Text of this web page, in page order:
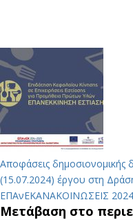
Αποφάσεις δημοσιονομικής
(15.07.2024) έργου στη
ΕΠΑνΕΚΑΝΑΚΟΙΝΩΣΕΙΣ 2024
Μετάβαση στο